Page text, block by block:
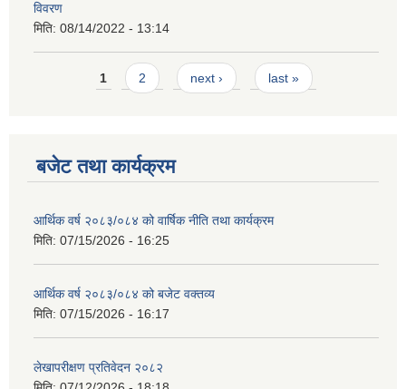
विवरण
मिति: 08/14/2022 - 13:14
Pages1 2 next › last »
बजेट तथा कार्यक्रम
आर्थिक वर्ष २०८३/०८४ को वार्षिक नीति तथा कार्यक्रम
मिति: 07/15/2026 - 16:25
आर्थिक वर्ष २०८३/०८४ को बजेट वक्तव्य
मिति: 07/15/2026 - 16:17
लेखापरीक्षण प्रतिवेदन २०८२